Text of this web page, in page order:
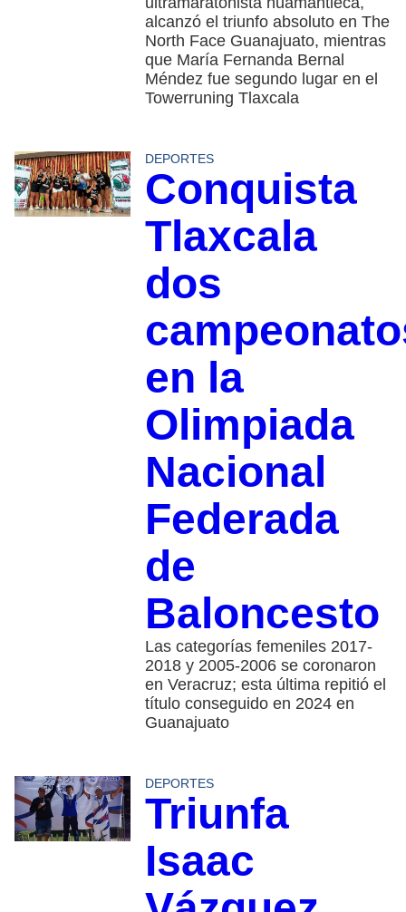
alcanzó el triunfo absoluto en The
North Face Guanajuato, mientras
que María Fernanda Bernal
Méndez fue segundo lugar en el
Towerruning Tlaxcala
DEPORTES
Conquista
Tlaxcala
dos
en la
Olimpiada
Nacional
Federada
de
Baloncesto
Las categorías femeniles 2017-
2018 y 2005-2006 se coronaron
en Veracruz; esta última repitió el
título conseguido en 2024 en
Guanajuato
DEPORTES
Triunfa
Isaac